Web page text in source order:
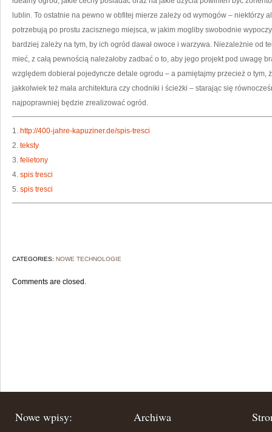
lublin. To ostatnie na pewno w obfitej mierze zależy od wymogów – niektórzy
potrzebują po prostu zacisznego miejsca, w jakim mogliby swobodnie
bardziej zależy na tym, by ich ogród dawał owoce i warzywa. Niezależnie od
mieć, z całą pewnością należałoby zadbać o to, aby jego projekt pod uwagę
względem dobierał pojedyncze detale ogrodu – a pamiętajmy przecież o tym,
jakkolwiek też mała architektura czy chodniki i ścieżki – starając się
najpoprawniej będzie zrealizować ogród.
1. http://400-jahre-kapuziner.de/spis-tresci
2. teksty
3. felietony
4. spis tresci
5. spis tresci
CATEGORIES: NOWE TECHNOLOGIE
Comments are closed.
Nowe wpisy: Archiwa